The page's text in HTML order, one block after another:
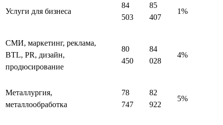
Услуги для бизнеса
84
503
85
407
1%
СМИ, маркетинг, реклама,
BTL, PR, дизайн,
продюсирование
80
450
84
028
4%
Металлургия,
металлообработка
78
747
82
922
5%